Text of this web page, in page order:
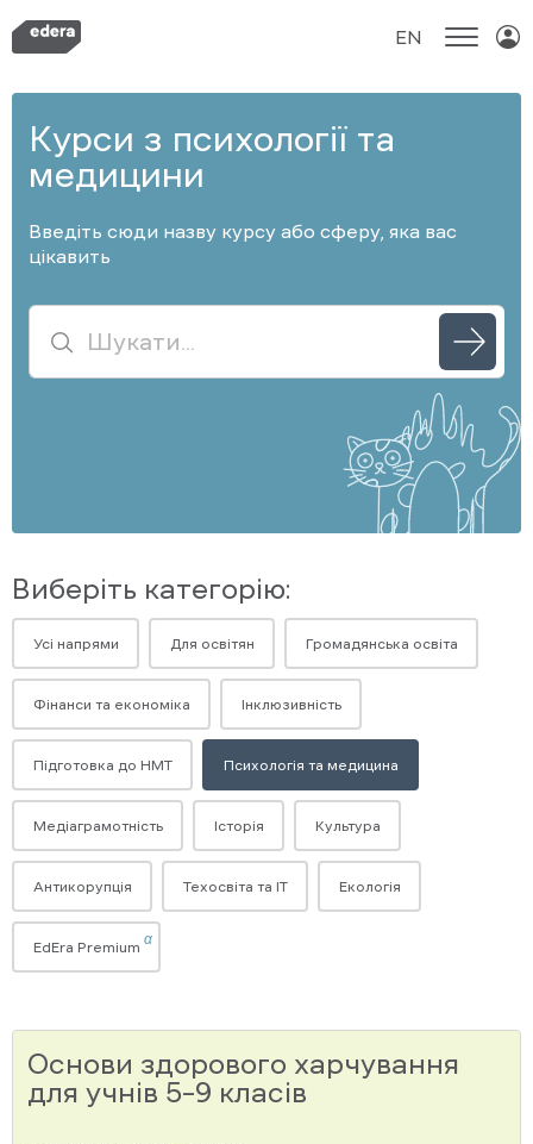
content
EN
Курси з психології та
медицини
Введіть сюди назву курсу або сферу, яка вас
цікавить
Search
Виберіть категорію:
Усі напрями Для освітян Громадянська освіта
Фінанси та економіка Інклюзивність
Підготовка до НМТ Психологія та медицина
Медіаграмотність Історія Культура
Антикорупція Техосвіта та ІТ Екологія
EdEra Premium α
Основи здорового харчування
для учнів 5–9 класів